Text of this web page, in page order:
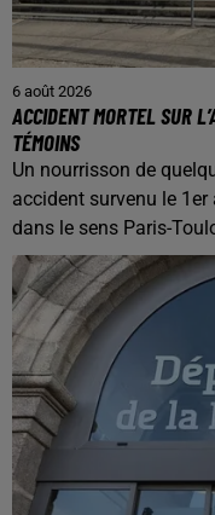
6 août 2026
ACCIDENT MORTEL SUR
TÉMOINS
Un nourrisson de
accident survenu le
dans le sens Paris-